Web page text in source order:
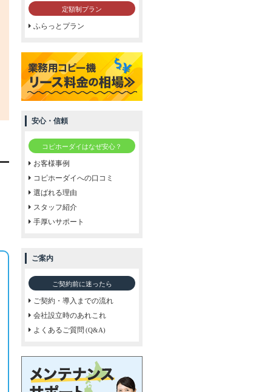
定額制プラン
ふらっとプラン
安心・信頼
コピホーダイはなぜ安心？
お客様事例
コピホーダイへの口コミ
選ばれる理由
スタッフ紹介
手厚いサポート
ご案内
ご契約前に迷ったら
ご契約・導入までの流れ
会社設立時のあれこれ
よくあるご質問 (Q&A)